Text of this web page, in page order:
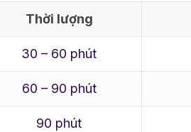
Thời lượng
30 – 60 phút
60 – 90 phút
90 phút